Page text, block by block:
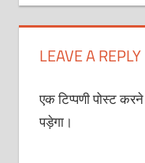
LEAVE A REPLY
एक टिप्पणी पोस्ट
पड़ेगा।